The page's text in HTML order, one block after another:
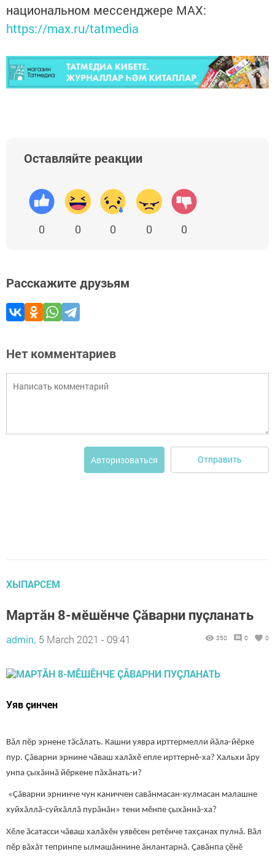
национальном мессенджере MАХ:
https://max.ru/tatmedia
Оставляйте реакции
0 0 0 0 0
Расскажите друзьям
Нет комментариев
Авторизоваться Отправить
ХЫПАРСЕМ
Мартăн 8-мĕшĕнче Çăварни пуçланать
admin, 5 March 2021 - 09:41 350 0 0
Уяв çинчен
Вăл пĕр эрнене тăсăлать. Кашни уявра ирттермелли йăла-йĕрке
пур. Çăварни эрнине чăваш халăхĕ епле ирттернĕ-ха? Хальхи ăру
унпа çыхăннă йĕркене пăхăнать-и?
«Çăварни эрнинче чун каниччен савăнмасан-кулмасан малашне
хуйхăллă-суйхăллă пурăнăн» тени мĕнпе çыхăннă-ха?
Хĕле ăсатасси чăваш халăхĕн уявĕсен ретĕнче тахçанах пулнă. Вăл
пĕр вăхăт тепринпе ылмашăннине ăнлантарнă. Çавăнпа çĕнĕ